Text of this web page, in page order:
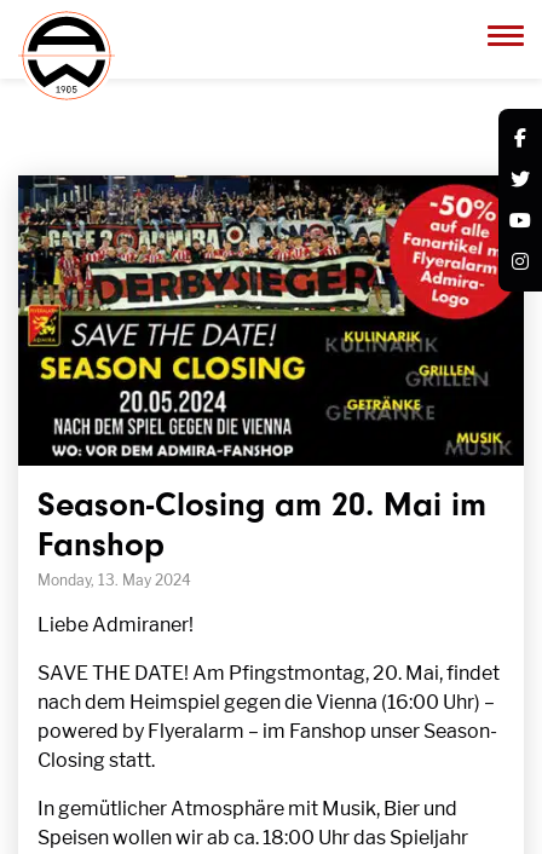
Season-Closing am 20. Mai im
Fanshop
Monday, 13. May 2024
Liebe Admiraner!
SAVE THE DATE! Am Pfingstmontag, 20. Mai, findet
nach dem Heimspiel gegen die Vienna (16:00 Uhr) –
powered by Flyeralarm – im Fanshop unser Season-
Closing statt.
In gemütlicher Atmosphäre mit Musik, Bier und
Speisen wollen wir ab ca. 18:00 Uhr das Spieljahr